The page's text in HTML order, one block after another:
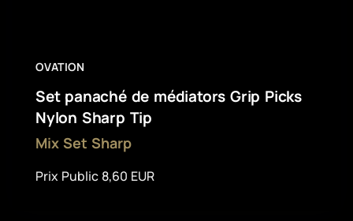
OVATION
Set panaché de médiators Grip Picks
Nylon Sharp Tip
Mix Set Sharp
Prix Public 8,60 EUR